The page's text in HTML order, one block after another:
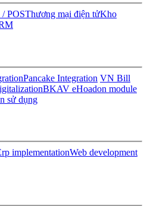
POSThương mại điện tửKho
Pancake Integration VN Bill
BKAV eHoadon module
sử dụng
implementationWeb development